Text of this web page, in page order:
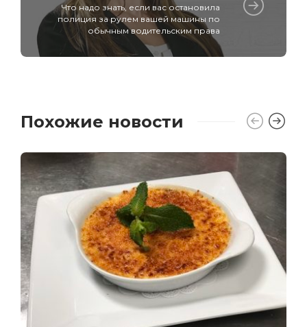
Что надо знать, если вас остановила
полиция за рулем вашей машины по
обычным водительским права
Похожие новости